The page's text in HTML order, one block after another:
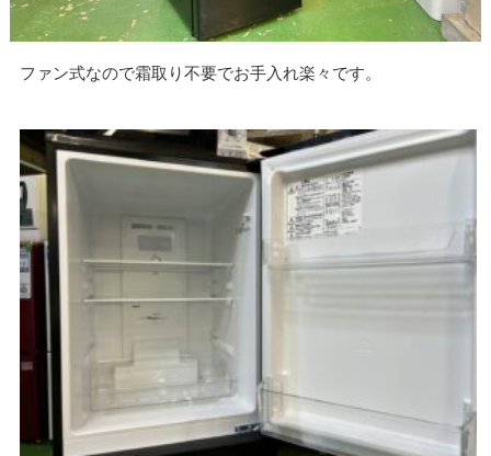
ファン式なので霜取り不要でお手入れ楽々です。